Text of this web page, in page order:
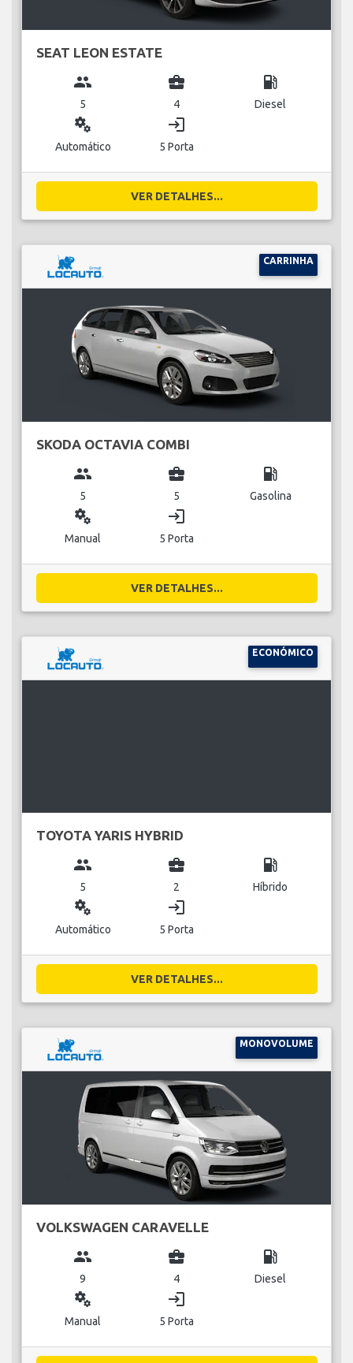
SEAT LEON ESTATE
group
5
business_center
4
local_gas_station
Diesel
miscellaneous_services
Automático
login
5 Porta
VER DETALHES...
CARRINHA
SKODA OCTAVIA COMBI
group
5
business_center
5
local_gas_station
Gasolina
miscellaneous_services
Manual
login
5 Porta
VER DETALHES...
ECONÓMICO
TOYOTA YARIS HYBRID
group
5
business_center
2
local_gas_station
Híbrido
miscellaneous_services
Automático
login
5 Porta
VER DETALHES...
MONOVOLUME
VOLKSWAGEN CARAVELLE
group
9
business_center
4
local_gas_station
Diesel
miscellaneous_services
Manual
login
5 Porta